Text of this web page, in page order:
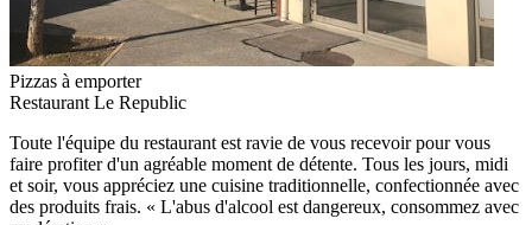
Pizzas à emporter
Restaurant Le Republic
Toute l'équipe du restaurant est ravie de vous recevoir pour vous
faire profiter d'un agréable moment de détente. Tous les jours, midi
et soir, vous appréciez une cuisine traditionnelle, confectionnée avec
des produits frais. « L'abus d'alcool est dangereux, consommez avec